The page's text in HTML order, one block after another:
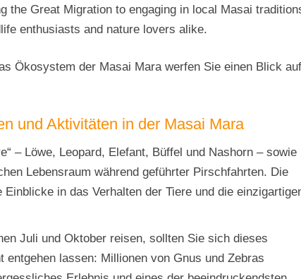
the Great Migration to engaging in local Masai
enthusiasts and nature lovers alike.
Ökosystem der Masai Mara werfen Sie einen Blick auf
und Aktivitäten in der Masai Mara
– Löwe, Leopard, Elefant, Büffel und Nashorn – sowie
Lebensraum während geführter Pirschfahrten. Die
in das Verhalten der Tiere und die
Juli und Oktober reisen, sollten Sie sich dieses
entgehen lassen: Millionen von Gnus und Zebras